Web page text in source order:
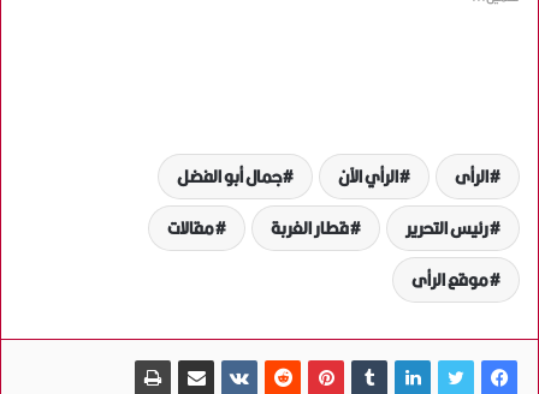
الرأى الرأي الآن
جمال أبو الفضل
رئيس التحرير
قطار الغربة
مقالات
موقع الرأى